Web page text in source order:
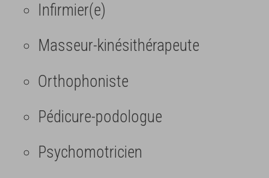
Infirmier(e)
Masseur-kinésithérapeute
Orthophoniste
Pédicure-podologue
Psychomotricien